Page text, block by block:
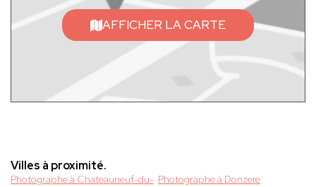
AFFICHER LA CARTE
Villes à proximité.
Photographe à Chateauneuf-du- Photographe à Donzere